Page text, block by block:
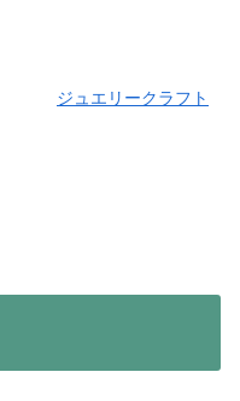
ジュエリークラフト